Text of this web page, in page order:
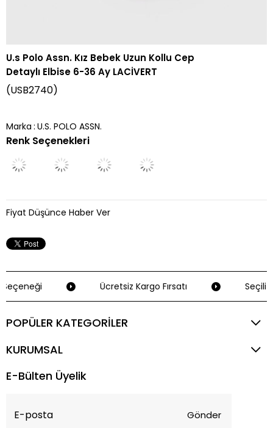
U.s Polo Assn. Kız Bebek Uzun Kollu Cep
Detaylı Elbise 6-36 Ay LACİVERT
(USB2740)
Marka : U.S. POLO ASSN.
Renk Seçenekleri
Fiyat Düşünce Haber Ver
Ücretsiz Kargo Fırsatı Seçili
POPÜLER KATEGORİLER
KURUMSAL
E-Bülten Üyelik
Gönder